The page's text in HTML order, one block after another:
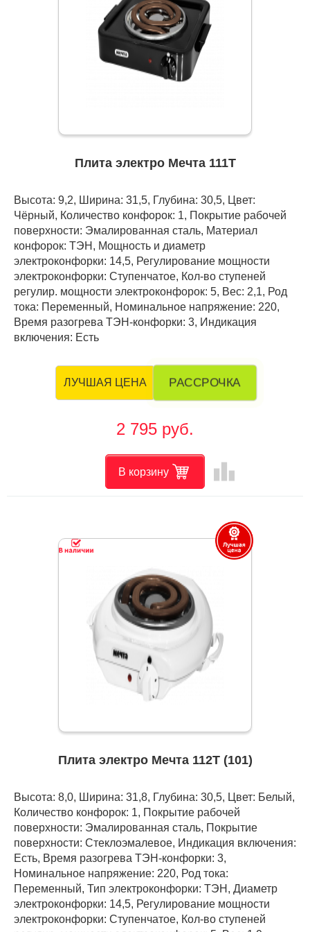
Плита электро Мечта 111Т
Высота: 9,2, Ширина: 31,5, Глубина: 30,5, Цвет:
Чёрный, Количество конфорок: 1, Покрытие рабочей
поверхности: Эмалированная сталь, Материал
конфорок: ТЭН, Мощность и диаметр
электроконфорки: 14,5, Регулирование мощности
электроконфорки: Ступенчатое, Кол-во ступеней
регулир. мощности электроконфорок: 5, Вес: 2,1, Род
тока: Переменный, Номинальное напряжение: 220,
Время разогрева ТЭН-конфорки: 3, Индикация
включения: Есть
ЛУЧШАЯ ЦЕНА РАССРОЧКА
2 795 руб.
В корзину leaderboard
Плита электро Мечта 112Т (101)
Высота: 8,0, Ширина: 31,8, Глубина: 30,5, Цвет: Белый,
Количество конфорок: 1, Покрытие рабочей
поверхности: Эмалированная сталь, Покрытие
поверхности: Стеклоэмалевое, Индикация включения:
Есть, Время разогрева ТЭН-конфорки: 3,
Номинальное напряжение: 220, Род тока:
Переменный, Тип электроконфорки: ТЭН, Диаметр
электроконфорки: 14,5, Регулирование мощности
электроконфорки: Ступенчатое, Кол-во ступеней